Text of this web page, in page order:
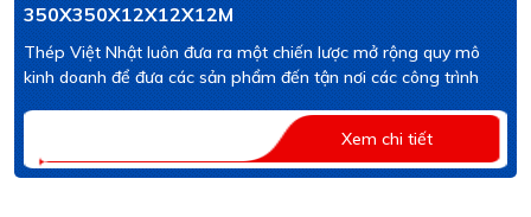
350X350X12X12X12M
Thép Việt Nhật luôn đưa ra một chiến lược mở rộng quy mô
kinh doanh để đưa các sản phẩm đến tận nơi các công trình
Xem chi tiết